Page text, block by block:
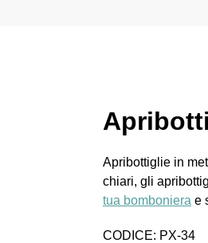
Apribottiglie in
chiari, gli
tua bomboniera e
CODICE: PX-34